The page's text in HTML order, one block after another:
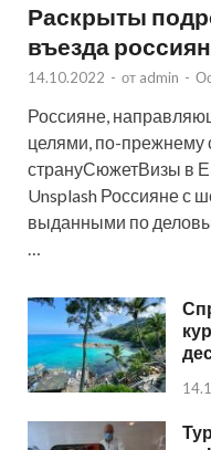
Раскрыты
въезда
14.10.2022 - от admin -
Россияне,
целями, по-прежнему
странуСюжетВизы в
Unsplash Россияне с
выданными по
…